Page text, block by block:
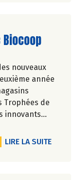
nouveaux
année
Trophées de
innovants
de
le réseau
LIRE LA SUITEDE